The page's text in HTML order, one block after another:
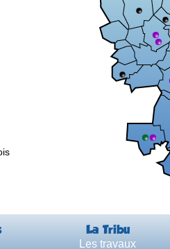
La Tribu
Les travaux